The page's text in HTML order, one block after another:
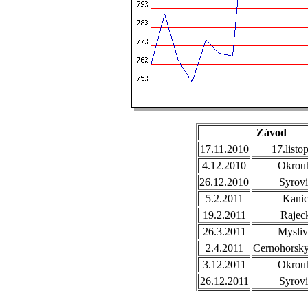
Závod
17.11.2010
4.12.2010
26.12.2010
5.2.2011
19.2.2011
26.3.2011
2.4.2011
3.12.2011
26.12.2011